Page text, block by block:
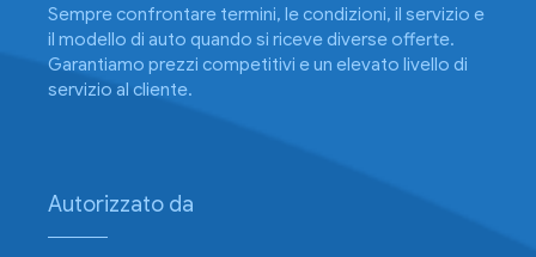
Sempre confrontare termini, le condizioni, il servizio e
il modello di auto quando si riceve diverse offerte.
Garantiamo prezzi competitivi e un elevato livello di
servizio al cliente.
Autorizzato da